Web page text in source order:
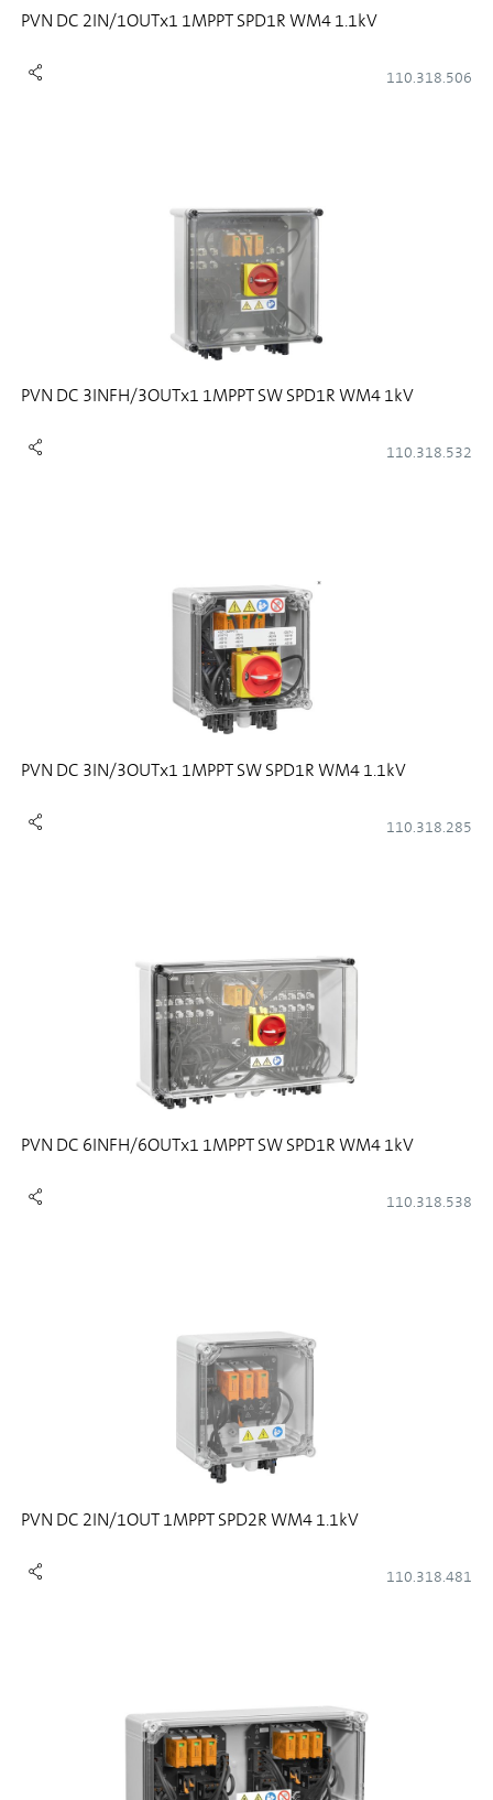
PVN DC 2IN/1OUTx1 1MPPT SPD1R WM4 1.1kV
110.318.506
PVN DC 3INFH/3OUTx1 1MPPT SW SPD1R WM4 1kV
110.318.532
PVN DC 3IN/3OUTx1 1MPPT SW SPD1R WM4 1.1kV
110.318.285
PVN DC 6INFH/6OUTx1 1MPPT SW SPD1R WM4 1kV
110.318.538
PVN DC 2IN/1OUT 1MPPT SPD2R WM4 1.1kV
110.318.481